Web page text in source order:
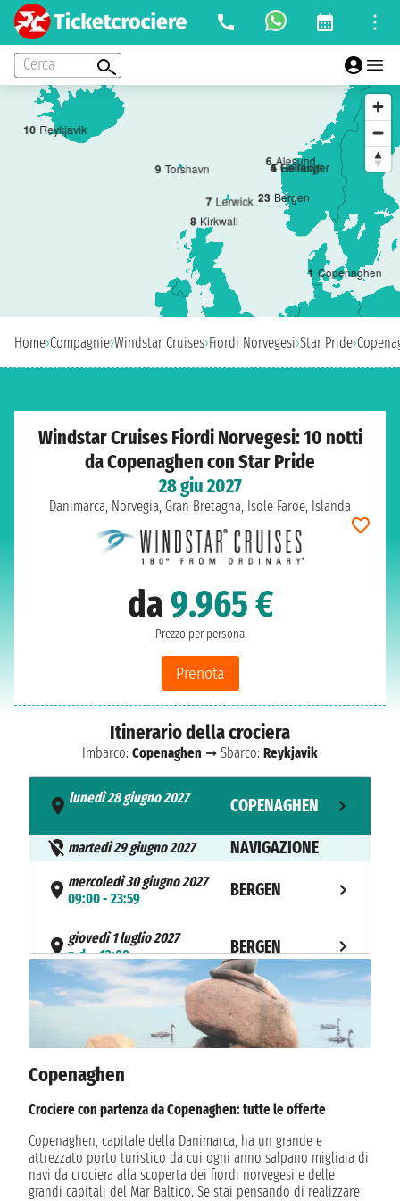
Cerca
1 Copenaghen
23 Bergen
4 Geiranger
5 Hellesylt
6 Alesund
7 Lerwick
8 Kirkwall
9 Torshavn
10 Reykjavik
Home›Compagnie›Windstar Cruises›Fiordi Norvegesi›Star Pride›
Windstar Cruises Fiordi Norvegesi: 10 notti
da Copenaghen con Star Pride
28 giu 2027
Danimarca, Norvegia, Gran Bretagna, Isole Faroe, Islanda
da9.965 €
Prezzo per persona
Prenota
Itinerario della crociera
Imbarco: Copenaghen ➞ Sbarco: Reykjavik
lunedì 28 giugno 2027
COPENAGHEN
martedì 29 giugno 2027 NAVIGAZIONE
mercoledì 30 giugno 2027
09:00 - 23:59
BERGEN
giovedì 1 luglio 2027
n.d. - 12:00
BERGEN
venerdì 2 luglio 2027
08:00 - 12:00
GEIRANGER
venerdì 2 luglio 2027
15:00 - 18:00
sabato 3 luglio 2027
ALESUND
domenica 4 luglio 2027
13:00 - 21:00
LERWICK
Copenaghen
Crociere con partenza da Copenaghen: tutte le offerte
Copenaghen, capitale della Danimarca, ha un grande e
attrezzato porto turistico da cui ogni anno salpano migliaia di
navi da crociera alla scoperta dei fiordi norvegesi e delle
grandi capitali del Mar Baltico. Se stai pensando di realizzare